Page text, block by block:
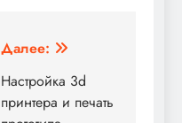
Далее:
Настройка 3d
принтера и печать